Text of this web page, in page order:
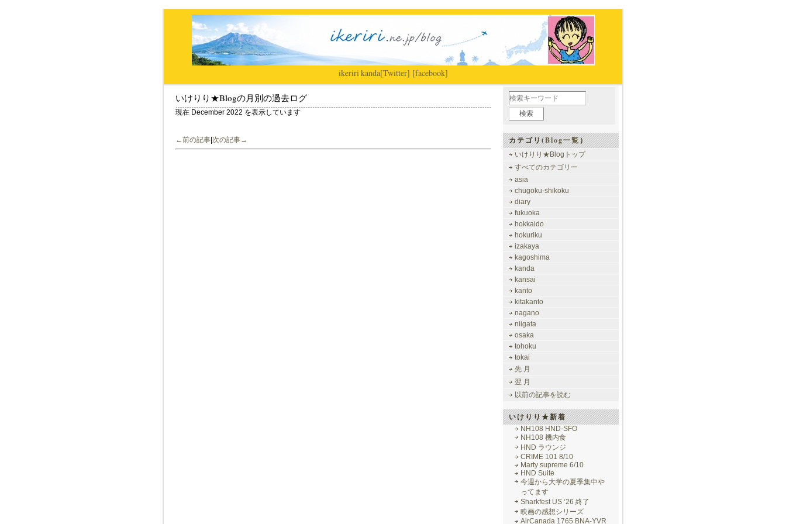
ikeriri|kanda[Twitter] [facebook]
いけりり★Blogの月別の過去ログ
現在 December 2022 を表示しています
←前の記事 次の記事→ カテゴリ(Blog一覧）
いけりり★Blogトップ
すべてのカテゴリー
asia
chugoku-shikoku
diary
fukuoka
hokkaido
hokuriku
izakaya
kagoshima
kanda
kansai
kanto
kitakanto
nagano
niigata
osaka
tohoku
tokai
先 月
翌 月
以前の記事を読む
いけりり★新着
NH108 HND-SFO
NH108 機内食
HND ラウンジ
CRIME 101 8/10
Marty supreme 6/10
HND Suite
今週から大学の夏季集中や
ってます
Sharkfest US ‘26 終了
映画の感想シリーズ
AirCanada 1765 BNA-YVR